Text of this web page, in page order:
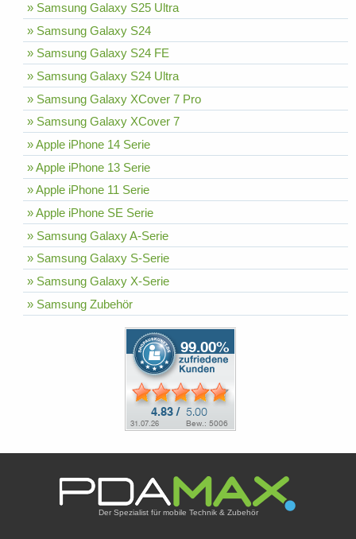
» Samsung Galaxy S25 Ultra
» Samsung Galaxy S24
» Samsung Galaxy S24 FE
» Samsung Galaxy S24 Ultra
» Samsung Galaxy XCover 7 Pro
» Samsung Galaxy XCover 7
» Apple iPhone 14 Serie
» Apple iPhone 13 Serie
» Apple iPhone 11 Serie
» Apple iPhone SE Serie
» Samsung Galaxy A-Serie
» Samsung Galaxy S-Serie
» Samsung Galaxy X-Serie
» Samsung Zubehör
Der Spezialist für mobile Technik & Zubehör